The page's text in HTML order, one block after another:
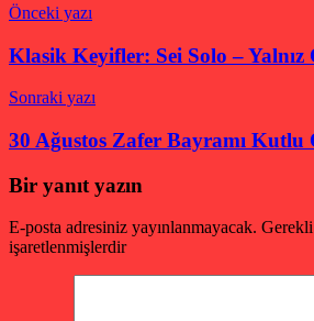
Yazı
gezinmesi
Önceki yazı
Klasik Keyifler: Sei Solo – Yalnız
Sonraki yazı
30 Ağustos Zafer Bayramı Kutlu
Bir yanıt yazın
E-posta adresiniz yayınlanmayacak.
işaretlenmişlerdir